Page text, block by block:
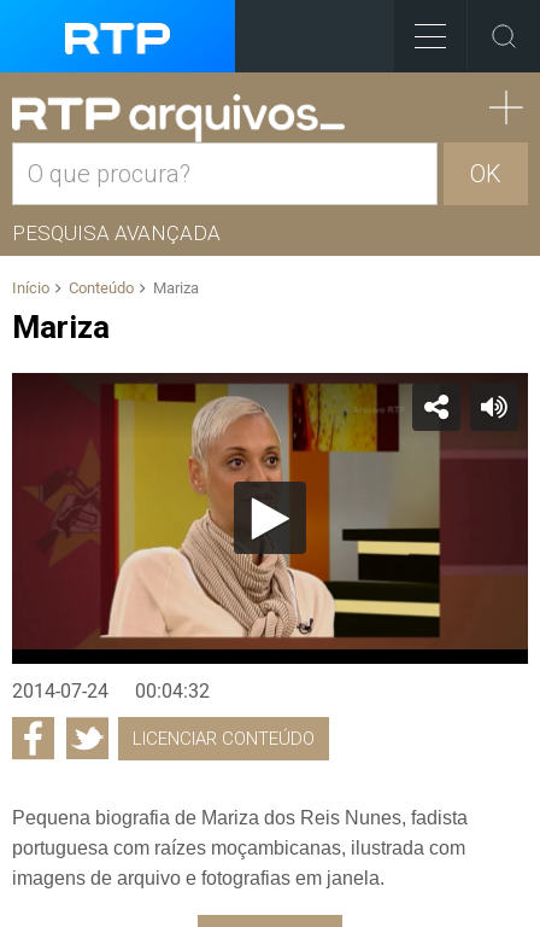
OK
PESQUISA AVANÇADA
Início Conteúdo Mariza
Mariza
2014-07-24 00:04:32
LICENCIAR CONTEÚDO
Pequena biografia de Mariza dos Reis Nunes, fadista
portuguesa com raízes moçambicanas, ilustrada com
imagens de arquivo e fotografias em janela.